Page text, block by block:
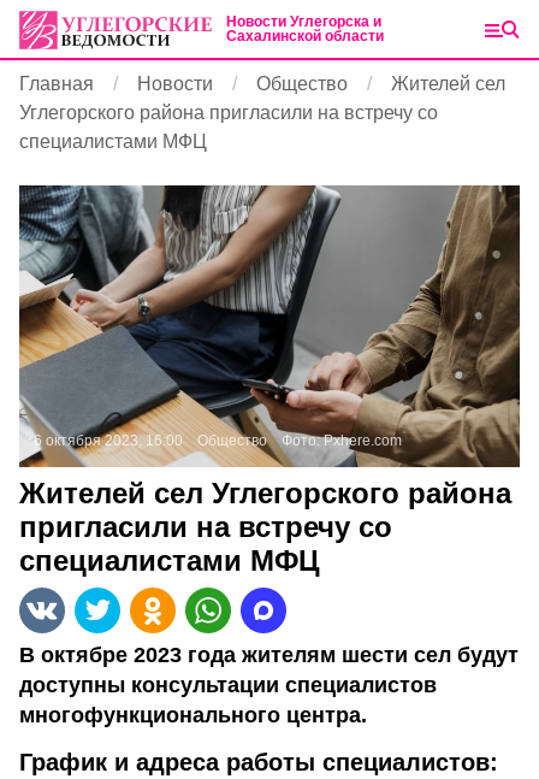
Новости Углегорска и
Сахалинской области
Главная Новости Общество
Жителей сел
Углегорского района пригласили на встречу со
специалистами МФЦ
6 октября 2023, 16:00 Общество Фото:Pxhere.com
Жителей сел Углегорского района
пригласили на встречу со
специалистами МФЦ
В октябре 2023 года жителям шести сел будут
доступны консультации специалистов
многофункционального центра.
График и адреса работы специалистов: